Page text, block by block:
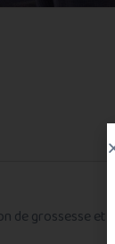
de grossesse